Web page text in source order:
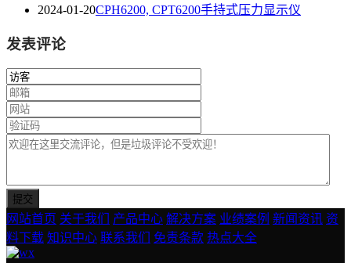
2024-01-20CPH6200, CPT6200手持式压力显示仪
发表评论
网站首页 关于我们 产品中心 解决方案 业绩案例 新闻资讯 资
料下载 知识中心 联系我们 免责条款 热点大全